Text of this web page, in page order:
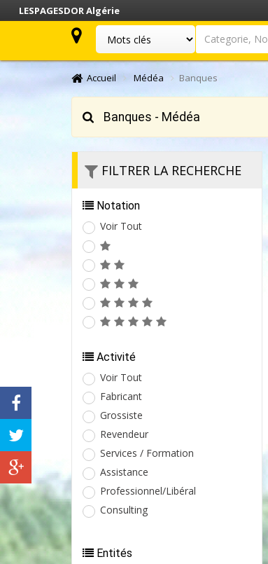
LESPAGESDOR Algérie
Categorie,
Accueil Médéa Banques
Banques - Médéa
FILTRER LA RECHERCHE
Notation
Voir Tout
Activité
Voir Tout
Fabricant
Grossiste
Revendeur
Services / Formation
Assistance
Professionnel/Libéral
Consulting
Entités